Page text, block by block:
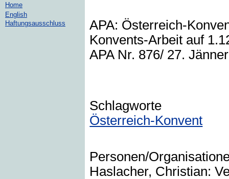
APA: Österreich-
Konvents-Arbeit auf
APA Nr. 876/ 27.
Schlagworte
Österreich-Konvent
Personen/
Haslacher, Christian:
Home
English
Haftungsausschluss